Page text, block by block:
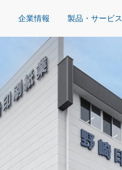
企業情報 製品・サービス